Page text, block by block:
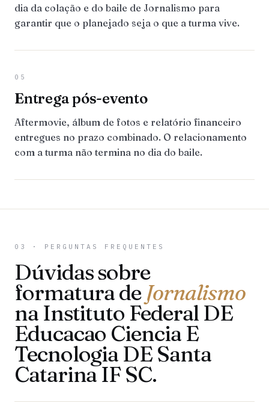
dia da colação e do baile de Jornalismo para
garantir que o planejado seja o que a turma vive.
05
Entrega pós-evento
Aftermovie, álbum de fotos e relatório financeiro
entregues no prazo combinado. O relacionamento
com a turma não termina no dia do baile.
03 · PERGUNTAS FREQUENTES
Dúvidas sobre
formatura de Jornalismo
na Instituto Federal DE
Educacao Ciencia E
Tecnologia DE Santa
Catarina IF SC.